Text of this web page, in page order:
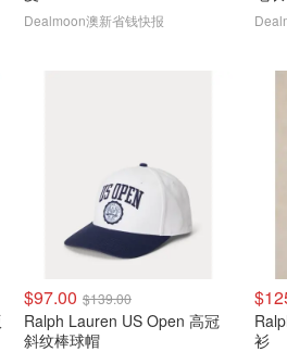
Dealmoon澳新省钱快报
$97.00 $139.00
Ralph Lauren US Open 高冠
斜纹棒球帽
Ralph
衫